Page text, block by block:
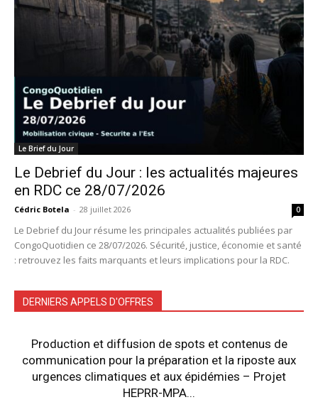
Le Brief du Jour
Le Debrief du Jour : les actualités majeures
en RDC ce 28/07/2026
Cédric Botela - 28 juillet 2026 0
Le Debrief du Jour résume les principales actualités publiées par
CongoQuotidien ce 28/07/2026. Sécurité, justice, économie et santé
: retrouvez les faits marquants et leurs implications pour la RDC.
DERNIERS APPELS D'OFFRES
Production et diffusion de spots et contenus de
communication pour la préparation et la riposte aux
urgences climatiques et aux épidémies – Projet
HEPRR-MPA...